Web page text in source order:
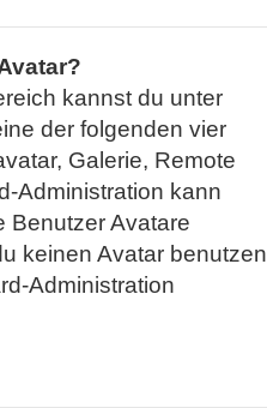
kannst du unter
der folgenden vier
Galerie, Remote
Administration kann
Benutzer Avatare
keinen Avatar benutzen
Administration